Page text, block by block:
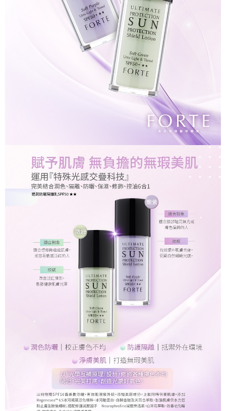
1.分期款項不併入電信帳單，「大哥付你分期」於每月結算日後寄送繳費提
2.透過簡訊連結打開帳單後，可選擇「超商條碼／台灣大直營門市／銀行轉
帳／街口支付／iPASS MONEY」等通路繳費。
1.本服務係由「台灣大哥大股份有限公司」（以下簡稱本公司）所提供，讓
用戶於交易時，得透過本服務購買商品或服務，並由商店將買賣／分期付款
買賣價金債權讓與本公司後，依約使用本公司帳單繳交帳款。
2.基於同意付款使用「大哥付你分期」之契約關係目的，商店將以您的個人
資料（包含姓名、電話或地址）提供予台灣大哥大進項蒐集、處理及利用，
由本公司與您本人進行分期帳單所需資料之確認、核對及更正。
https://oppay.tw/userRule
【「AFTEE先享後付」結帳流程】
１．於結帳方式選擇「AFTEE先享後付」後，將跳轉至「AFTEE先享後付」
結帳頁面，進行簡訊認證並確認金額後，即可完成結帳。
２．訂單成立數日內，您將收到繳費通知簡訊。
３．收到繳費通知簡訊後14天內，點擊此簡訊中的連結，可透過四大超商／
ATM／網路銀行／等多元方式進行付款，方視為交易完成。
※ 請注意：結帳手續完成當下不需立刻繳費，但若您需要取消訂單，請聯絡
購買商品的店家。未經商家同意取消之訂單仍視為有效，需透過AFTEE先享
※ 交易是否成功請以「AFTEE先享後付 」之結帳頁面顯示為準，若有關於
是否繳費成功／繳費後需取消欲退款等相關疑問，請聯繫「AFTEE先享後付
https://netprotections.freshdesk.com/support/home
１．透過由恩沛科技股份有限公司提供之「AFTEE先享後付」服務完成之交
權轉讓予恩沛科技股份有限公司。
２．關於個人資料處理事宜，請瀏覽以下網址：
https://aftee.tw/terms/#terms3
３．未成年的使用者請事先徵得法定代理人或監護人之同意方可使用
「AFTEE先享後付」，若未經同意申辦者引起之損失，本公司不負相關責
４．使用「AFTEE先享後付」時，將依據個別帳號之用戶狀況，依本公司即
時審查核予不同之上限額度；若仍有額度不足之情形，本公司將視審查結果
請求用戶進行身份認證。
５．嚴禁一人註冊多個帳號或使用他人資訊註冊。若發現惡意使用之情形，
恩沛科技股份有限公司將有權停止該用戶之使用額度並採取法律行動。
每筆NT$90，滿NT$1,000(含以上)免運費
每筆NT$90，滿NT$1,000(含以上)免運費
每筆NT$90，滿NT$1,000(含以上)免運費
7-11取貨付款
每筆NT$90，滿NT$1,000(含以上)免運費
每筆NT$90，滿NT$1,000(含以上)免運費
每筆NT$90，滿NT$1,000(含以上)免運費
每筆NT$90，滿NT$1,000(含以上)免運費